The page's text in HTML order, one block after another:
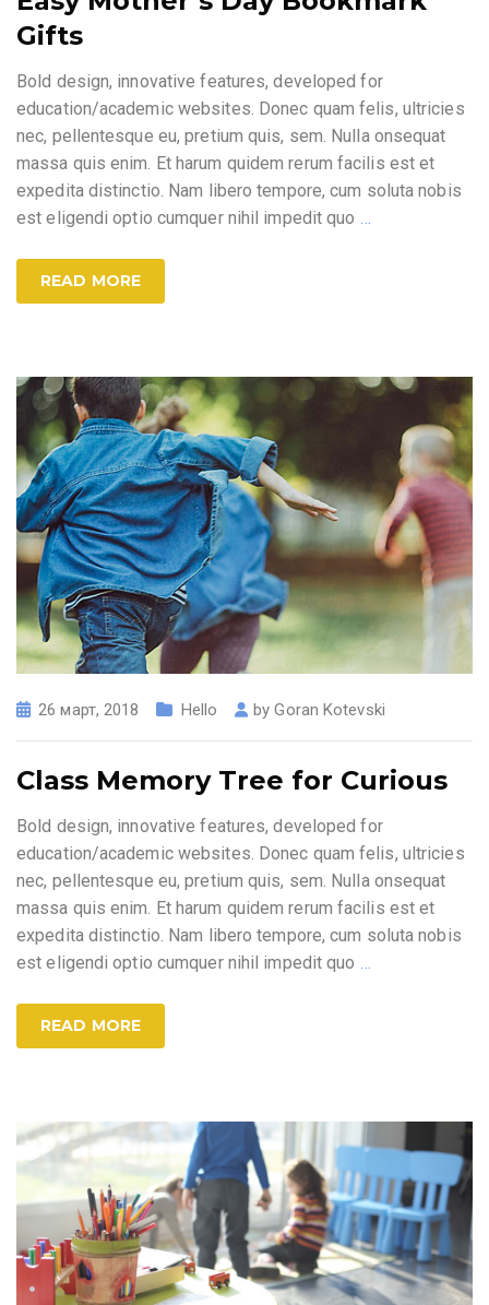
Gifts
Bold design, innovative features, developed for
education/academic websites. Donec quam felis, ultricies
nec, pellentesque eu, pretium quis, sem. Nulla onsequat
massa quis enim. Et harum quidem rerum facilis est et
expedita distinctio. Nam libero tempore, cum soluta nobis
est eligendi optio cumquer nihil impedit quo
READ MORE
26 март, 2018 Hello byGoran Kotevski
Class Memory Tree for Curious
Bold design, innovative features, developed for
education/academic websites. Donec quam felis, ultricies
nec, pellentesque eu, pretium quis, sem. Nulla onsequat
massa quis enim. Et harum quidem rerum facilis est et
expedita distinctio. Nam libero tempore, cum soluta nobis
est eligendi optio cumquer nihil impedit quo
READ MORE